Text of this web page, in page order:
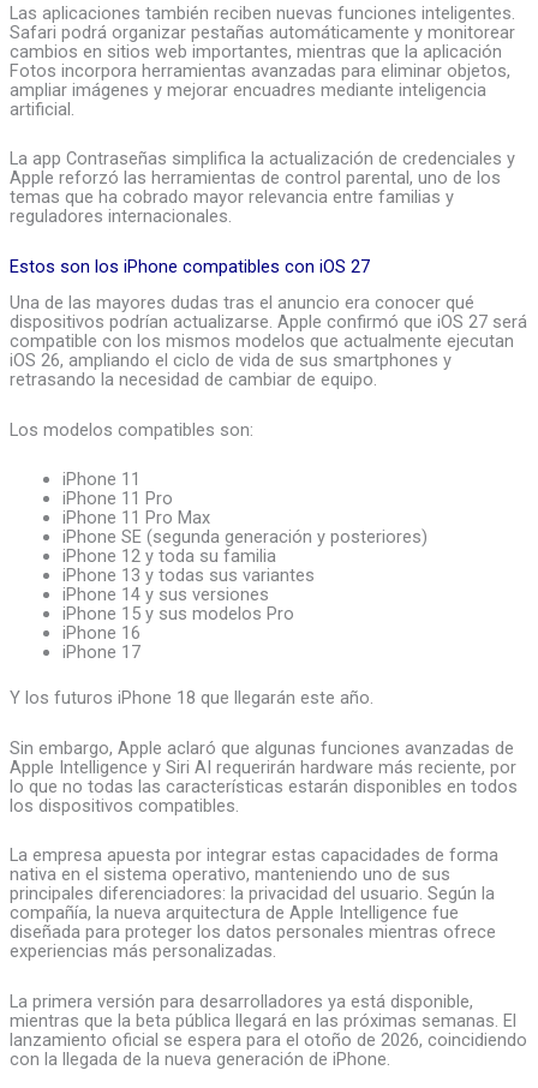
Las aplicaciones también reciben nuevas funciones inteligentes.
Safari podrá organizar pestañas automáticamente y monitorear
cambios en sitios web importantes, mientras que la aplicación
Fotos incorpora herramientas avanzadas para eliminar objetos,
ampliar imágenes y mejorar encuadres mediante inteligencia
artificial.
La app Contraseñas simplifica la actualización de credenciales y
Apple reforzó las herramientas de control parental, uno de los
temas que ha cobrado mayor relevancia entre familias y
reguladores internacionales.
Estos son los iPhone compatibles con iOS 27
Una de las mayores dudas tras el anuncio era conocer qué
dispositivos podrían actualizarse. Apple confirmó que iOS 27 será
compatible con los mismos modelos que actualmente ejecutan
iOS 26, ampliando el ciclo de vida de sus smartphones y
retrasando la necesidad de cambiar de equipo.
Los modelos compatibles son:
iPhone 11
iPhone 11 Pro
iPhone 11 Pro Max
iPhone SE (segunda generación y posteriores)
iPhone 12 y toda su familia
iPhone 13 y todas sus variantes
iPhone 14 y sus versiones
iPhone 15 y sus modelos Pro
iPhone 16
iPhone 17
Y los futuros iPhone 18 que llegarán este año.
Sin embargo, Apple aclaró que algunas funciones avanzadas de
Apple Intelligence y Siri AI requerirán hardware más reciente, por
lo que no todas las características estarán disponibles en todos
los dispositivos compatibles.
La empresa apuesta por integrar estas capacidades de forma
nativa en el sistema operativo, manteniendo uno de sus
principales diferenciadores: la privacidad del usuario. Según la
compañía, la nueva arquitectura de Apple Intelligence fue
diseñada para proteger los datos personales mientras ofrece
experiencias más personalizadas.
La primera versión para desarrolladores ya está disponible,
mientras que la beta pública llegará en las próximas semanas. El
lanzamiento oficial se espera para el otoño de 2026, coincidiendo
con la llegada de la nueva generación de iPhone.